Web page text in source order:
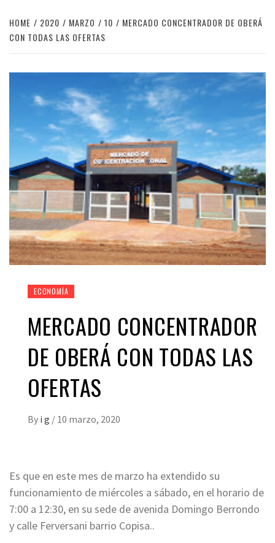
HOME 2020 MARZO 10
MERCADO CONCENTRADOR DE OBERÁ
CON TODAS LAS OFERTAS
ECONOMÍA
MERCADO CONCENTRADOR
DE OBERÁ CON TODAS LAS
OFERTAS
By i g / 10 marzo, 2020
Es que en este mes de marzo ha extendido su
funcionamiento de miércoles a sábado, en el horario de
7:00 a 12:30, en su sede de avenida Domingo Berrondo
y calle Ferversani barrio Copisa..